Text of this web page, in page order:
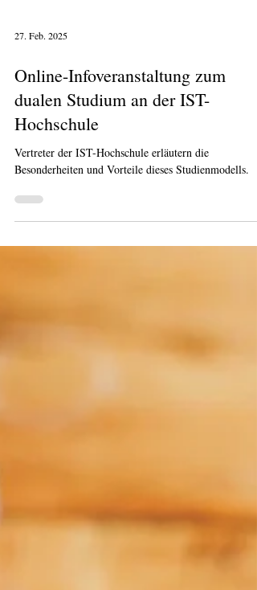
27. Feb. 2025
Online-Infoveranstaltung zum
dualen Studium an der IST-
Hochschule
Vertreter der IST-Hochschule erläutern die